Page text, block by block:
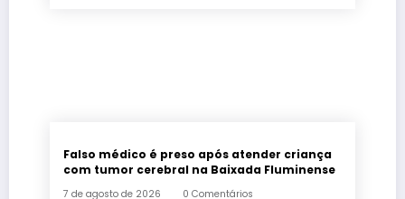
Falso médico é preso após atender criança
com tumor cerebral na Baixada Fluminense
7 de agosto de 2026 0 Comentários